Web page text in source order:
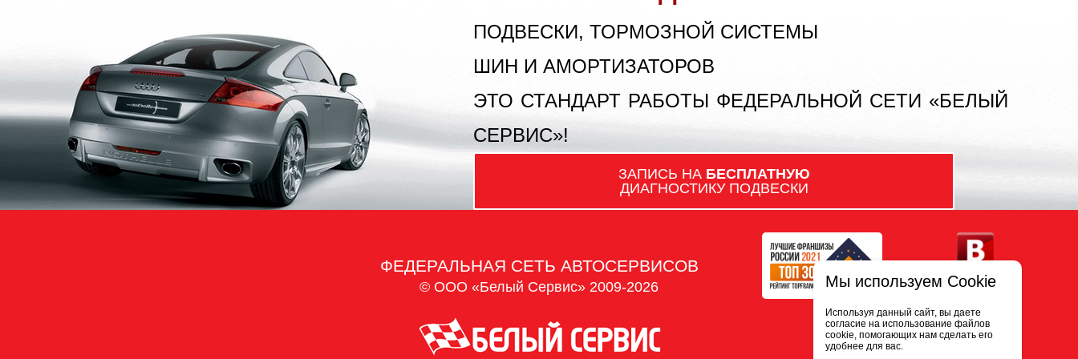
ПОДВЕСКИ, ТОРМОЗНОЙ СИСТЕМЫ
ШИН И АМОРТИЗАТОРОВ
ЭТО СТАНДАРТ РАБОТЫ ФЕДЕРАЛЬНОЙ СЕТИ «БЕЛЫЙ
СЕРВИС»!
ЗАПИСЬ НА БЕСПЛАТНУЮ
ДИАГНОСТИКУ ПОДВЕСКИ
ФЕДЕРАЛЬНАЯ СЕТЬ АВТОСЕРВИСОВ
© ООО «Белый Сервис» 2009-2026 Мы используем Cookie
Используя данный сайт, вы даете
согласие на использование файлов
cookie, помогающих нам сделать его
удобнее для вас.